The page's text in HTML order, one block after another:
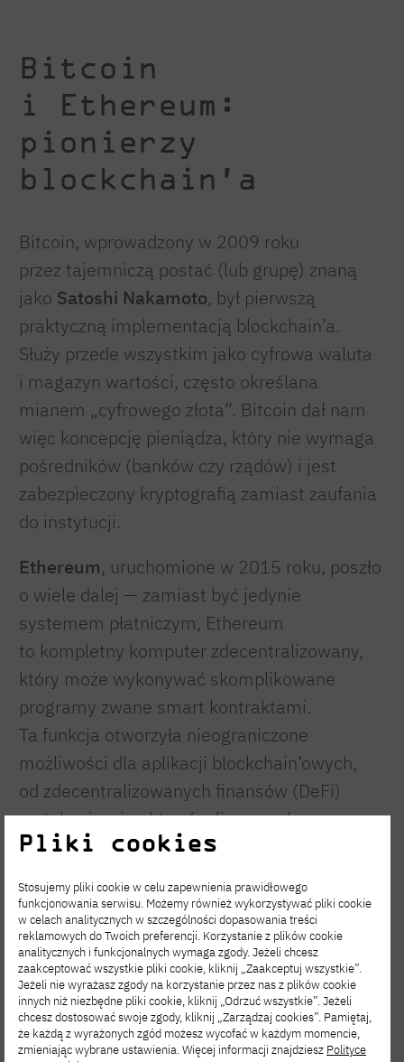
Bitcoin
i Ethereum:
pionierzy
blockchain’a
Bitcoin, wprowadzony w 2009 roku
przez tajemniczą postać (lub grupę) znaną
jako Satoshi Nakamoto, był pierwszą
praktyczną implementacją blockchain’a.
Służy przede wszystkim jako cyfrowa waluta
i magazyn wartości, często określana
mianem „cyfrowego złota”. Bitcoin dał nam
więc koncepcję pieniądza, który nie wymaga
pośredników (banków czy rządów) i jest
zabezpieczony kryptografią zamiast zaufania
do instytucji.
Ethereum, uruchomione w 2015 roku, poszło
o wiele dalej — zamiast być jedynie
systemem płatniczym, Ethereum
to kompletny komputer zdecentralizowany,
który może wykonywać skomplikowane
programy zwane smart kontraktami.
Ta funkcja otworzyła nieograniczone
możliwości dla aplikacji blockchain’owych,
od zdecentralizowanych finansów (DeFi)
po tokenizację aktywów fizycznych.
wizja internetu
Blockchain i decentralizacja są tak naprawdę
filarami kolejnej generacji internetuWeb 3.0.
Podczas gdy Web 1.0 (lata 90.) był statyczny,
a Web 2.0 (lata 2000.) wprowadził
Pliki cookies
Stosujemy pliki cookie w celu zapewnienia prawidłowego
funkcjonowania serwisu. Możemy również wykorzystywać pliki cookie
w celach analitycznych w szczególności dopasowania treści
reklamowych do Twoich preferencji. Korzystanie z plików cookie
analitycznych i funkcjonalnych wymaga zgody. Jeżeli chcesz
zaakceptować wszystkie pliki cookie, kliknij „Zaakceptuj wszystkie”.
Jeżeli nie wyrażasz zgody na korzystanie przez nas z plików cookie
innych niż niezbędne pliki cookie, kliknij „Odrzuć wszystkie”. Jeżeli
chcesz dostosować swoje zgody, kliknij „Zarządzaj cookies”. Pamiętaj,
że każdą z wyrażonych zgód możesz wycofać w każdym momencie,
zmieniając wybrane ustawienia. Więcej informacji znajdziesz Polityce